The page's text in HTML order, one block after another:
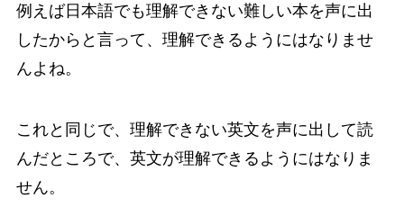
例えば日本語でも理解できない難しい本を声に出
したからと言って、理解できるようにはなりませ
んよね。
これと同じで、理解できない英文を声に出して読
んだところで、英文が理解できるようにはなりま
せん。